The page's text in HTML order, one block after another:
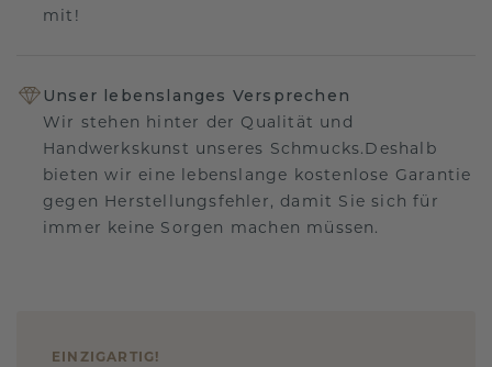
mit!
Unser lebenslanges Versprechen
Wir stehen hinter der Qualität und
Handwerkskunst unseres Schmucks.Deshalb
bieten wir eine lebenslange kostenlose Garantie
gegen Herstellungsfehler, damit Sie sich für
immer keine Sorgen machen müssen.
EINZIGARTIG !